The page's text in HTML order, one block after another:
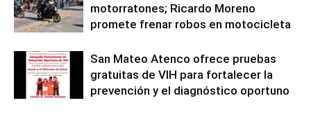
motorratones; Ricardo Moreno
promete frenar robos en motocicleta
San Mateo Atenco ofrece pruebas
gratuitas de VIH para fortalecer la
prevención y el diagnóstico oportuno